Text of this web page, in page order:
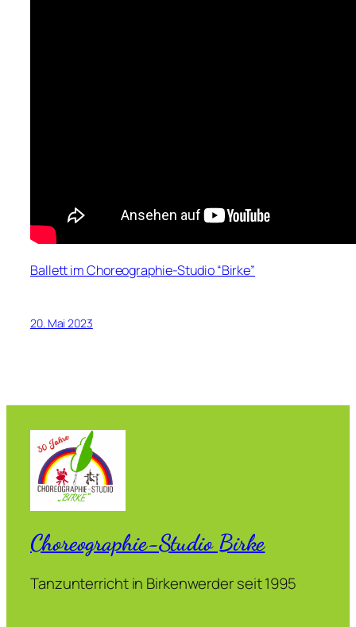
Ballett im Choreographie-Studio “Birke”
20. Mai 2023
Choreographie-Studio Birke
Tanzunterricht in Birkenwerder seit 1995